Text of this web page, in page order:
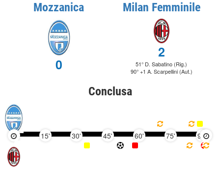
Mozzanica
0
Milan Femminile
2
51° D. Sabatino (Rig.)
90° +1 A. Scarpellini (Aut.)
Conclusa
15' 30' 45' 60' 75' 90'